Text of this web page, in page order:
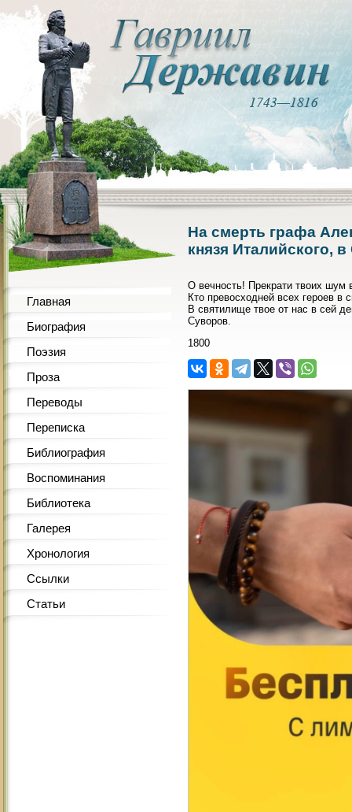
Главная
Биография
Поэзия
Проза
Переводы
Переписка
Библиография
Воспоминания
Библиотека
Галерея
Хронология
Ссылки
Статьи
На смерть графа
князя Италийского,
О вечность! Прекрати твоих шум
Кто превосходней всех героев в
В святилище твое от нас в сей
Суворов.
1800